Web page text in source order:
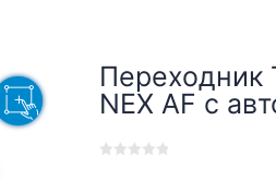
Переходник
NEX AF с